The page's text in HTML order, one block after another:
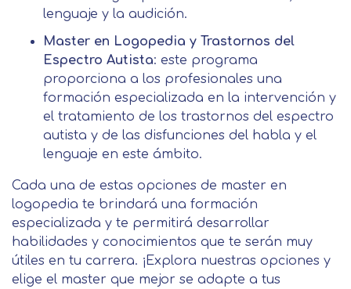
lenguaje y la audición.
Master en Logopedia y Trastornos del
Espectro Autista: este programa
proporciona a los profesionales una
formación especializada en la intervención y
el tratamiento de los trastornos del espectro
autista y de las disfunciones del habla y el
lenguaje en este ámbito.
Cada una de estas opciones de master en
logopedia te brindará una formación
especializada y te permitirá desarrollar
habilidades y conocimientos que te serán muy
útiles en tu carrera. ¡Explora nuestras opciones y
elige el master que mejor se adapte a tus